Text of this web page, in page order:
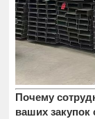
Почему
ваших